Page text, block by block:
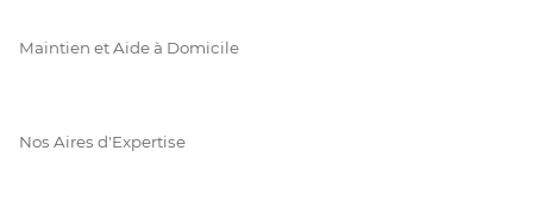
Maintien et Aide à Domicile
Nos Aires d'Expertise